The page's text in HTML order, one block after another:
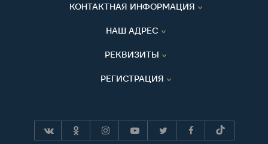
КОНТАКТНАЯ ИНФОРМАЦИЯ
НАШ АДРЕС
РЕКВИЗИТЫ
РЕГИСТРАЦИЯ